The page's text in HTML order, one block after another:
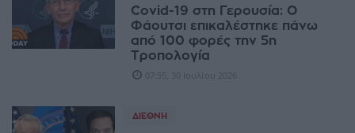
Covid-19 στη Γερουσία: Ο
Φάουτσι επικαλέστηκε πάνω
από 100 φορές την 5η
Τροπολογία
07:55, 30 Ιουλίου 2026
ΔΙΕΘΝΉ